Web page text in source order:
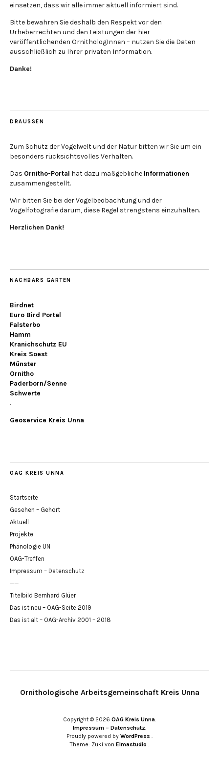
einsetzen, dass wir alle immer aktuell informiert sind.
Bitte bewahren Sie deshalb den Respekt vor den
Urheberrechten und den Leistungen der hier
veröffentlichenden OrnithologInnen – nutzen Sie die Daten
ausschließlich zu Ihrer privaten Information.
Danke!
DRAUSSEN
Zum Schutz der Vogelwelt und der Natur bitten wir Sie um ein
besonders rücksichtsvolles Verhalten.
Das Ornitho-Portal hat dazu maßgebliche Informationen
zusammengestellt.
Wir bitten Sie bei der Vogelbeobachtung und der
Vogelfotografie darum, diese Regel strengstens einzuhalten.
Herzlichen Dank!
NACHBARS GARTEN
Birdnet
Euro Bird Portal
Falsterbo
Hamm
Kranichschutz EU
Kreis Soest
Münster
Ornitho
Paderborn/Senne
Schwerte
.
Geoservice Kreis Unna
OAG KREIS UNNA
Startseite
Gesehen – Gehört
Aktuell
Projekte
Phänologie UN
OAG-Treffen
Impressum – Datenschutz
——
Titelbild Bernhard Glüer
Das ist neu – OAG-Seite 2019
Das ist alt – OAG-Archiv 2001 – 2018
Ornithologische Arbeitsgemeinschaft Kreis Unna
Copyright © 2026 OAG Kreis Unna
Impressum – Datenschutz
Proudly powered by WordPress
Theme: Zuki von Elmastudio